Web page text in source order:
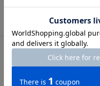
カスタマーレビュー
総合評価